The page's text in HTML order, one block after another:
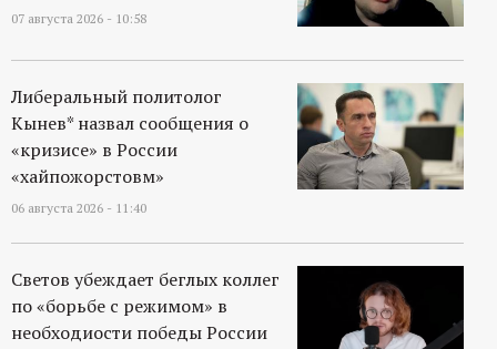
07 августа 2026 - 10:58
Либеральный политолог
Кынев* назвал сообщения о
«кризисе» в России
«хайпожорстовм»
06 августа 2026 - 11:40
Светов убеждает беглых коллег
по «борьбе с режимом» в
необходиости победы России